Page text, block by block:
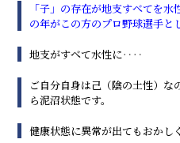
「子」の存在が地支すべてを
の年がこの方のプロ野球選手と
地支がすべて水性に‥‥
ご自分自身は己（陰の土性）な
ら泥沼状態です。
健康状態に異常が出てもおかし